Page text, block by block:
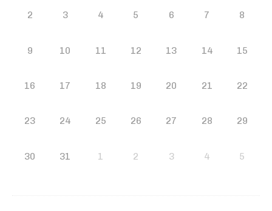
2 3 4 5 6 7 8
9 10 11 12 13 14 15
16 17 18 19 20 21 22
23 24 25 26 27 28 29
30 31 1 2 3 4 5